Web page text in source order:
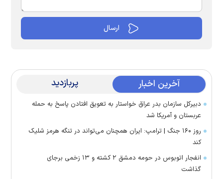
آخرین اخبار پربازدید
دبیرکل سازمان بدر عراق خواستار به تعویق افتادن پاسخ به حمله
عربستان و آمریکا شد
روز ۱۶۰ جنگ | ترامپ: ایران همچنان می‌تواند در تنگه هرمز شلیک
کند
انفجار اتوبوس در حومه دمشق ۲ کشته و ۱۳ زخمی برجای
گذاشت